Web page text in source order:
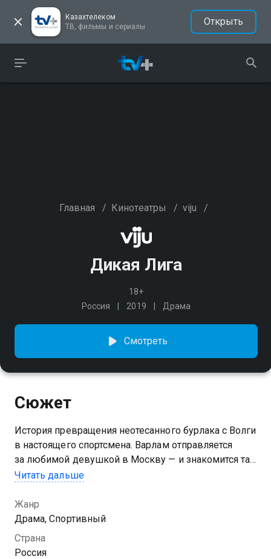
Казахтелеком
ТВ, фильмы и сериалы
Открыть
Главная / Кинотеатры / viju /
Дикая Лига
18+
Россия
2019 Драма
Смотреть
Сюжет
История превращения неотесанного бурлака с Волги
в настоящего спортсмена. Варлам отправляется
за любимой девушкой в Москву — и знакомится там
с людьми, искренне любящими заграничную игру —
Читать дальше
Жанр
Драма, Спортивный
Страна
Россия